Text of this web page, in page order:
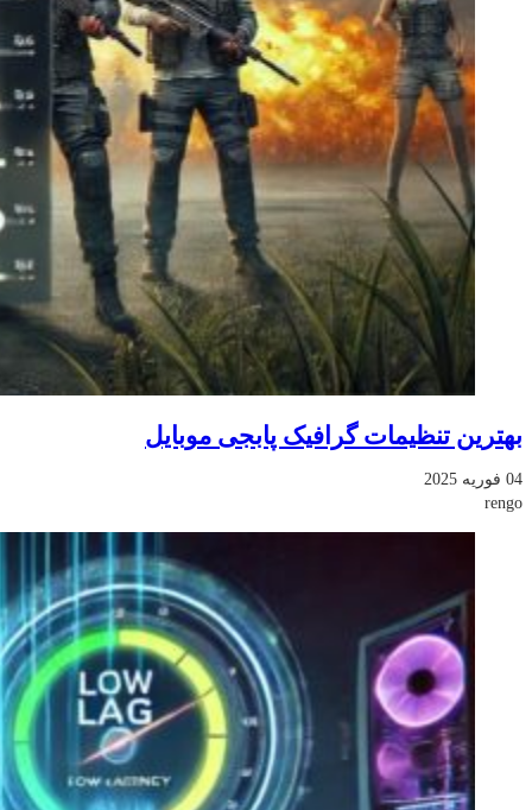
بهترین تنظیمات گرافیک پابجی موبایل
04 فوریه 2025
rengo